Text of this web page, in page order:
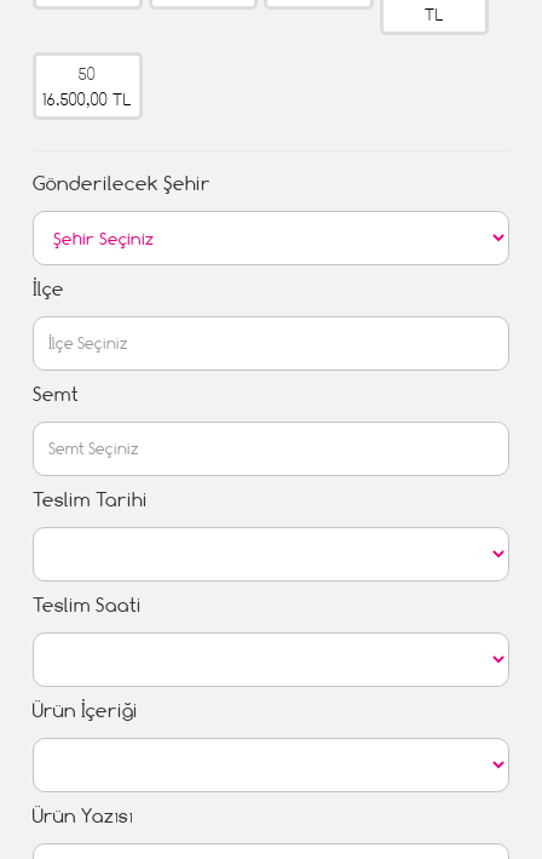
TL
50
16.500,00 TL
Gönderilecek Şehir
İlçe
Semt
Teslim Tarihi
Teslim Saati
Ürün İçeriği
Ürün Yazısı